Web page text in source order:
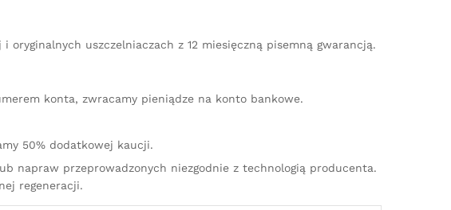
uszczelniaczach z 12 miesięczną pisemną gwarancją.
konta, zwracamy pieniądze na konto bankowe.
50% dodatkowej kaucji.
napraw przeprowadzonych niezgodnie z technologią producenta.
regeneracji.